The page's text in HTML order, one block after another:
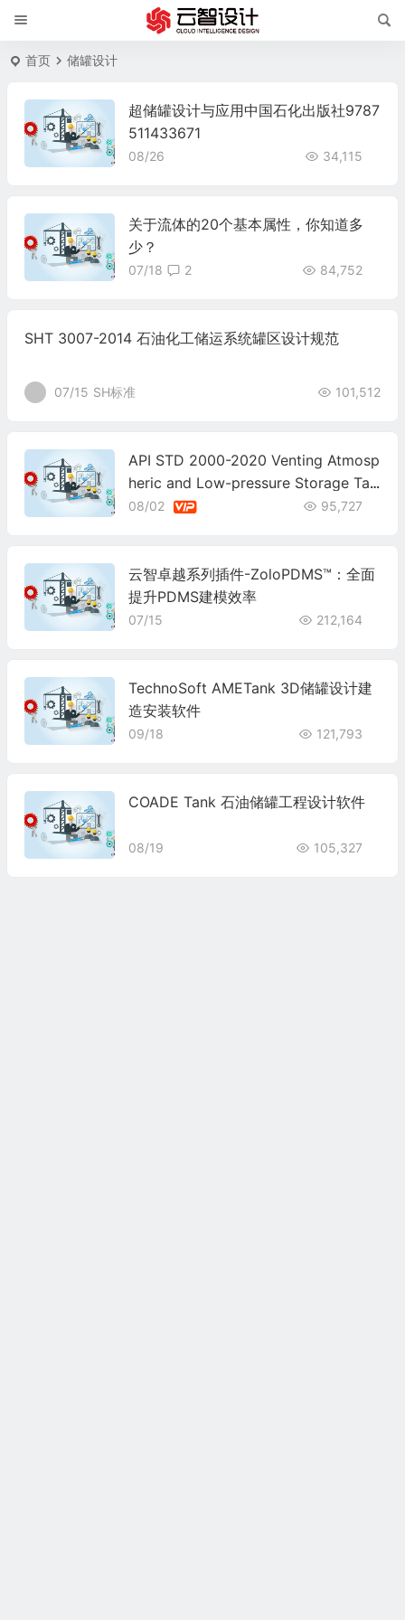
首页 储罐设计
超储罐设计与应用中国石化出版社9787
511433671
08/26 34,115
关于流体的20个基本属性，你知道多
少？
07/18 84,752
2
SHT 3007-2014 石油化工储运系统罐区设计规范
07/15 SH标准 101,512
API STD 2000-2020 Venting Atmosp
heric and Low-pressure Storage Tan
ks SEVENTH EDITION
08/02 95,727
云智卓越系列插件-ZoloPDMS™：全面
提升PDMS建模效率
07/15 212,164
TechnoSoft AMETank 3D储罐设计建
造安装软件
09/18 121,793
COADE Tank 石油储罐工程设计软件
08/19 105,327